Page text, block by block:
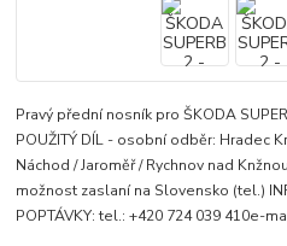
Pravý přední nosník pro ŠKODA
POUŽITÝ DÍL - osobní odběr: Hradec
Náchod / Jaroměř / Rychnov nad
možnost zaslaní na Slovensko (tel.)
POPTÁVKY: tel.: +420 724 039 410e-